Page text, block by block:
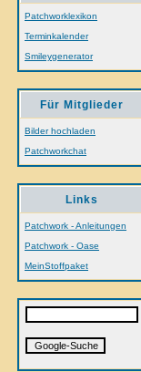
Patchworklexikon
Terminkalender
Smileygenerator
Für Mitglieder
Bilder hochladen
Patchworkchat
Links
Patchwork - Anleitungen
Patchwork - Oase
MeinStoffpaket